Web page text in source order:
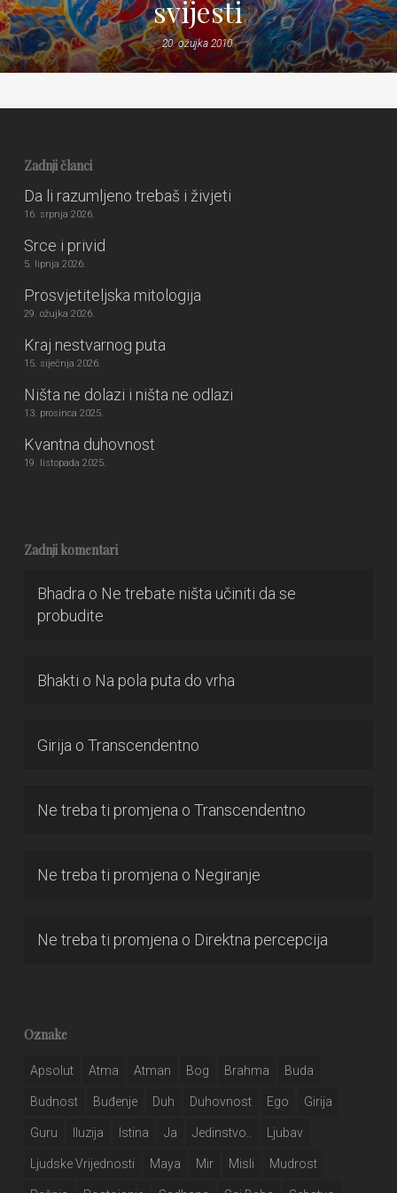
svijesti
20. ožujka 2010.
Zadnji članci
Da li razumljeno trebaš i živjeti
16. srpnja 2026.
Srce i privid
5. lipnja 2026.
Prosvjetiteljska mitologija
29. ožujka 2026.
Kraj nestvarnog puta
15. siječnja 2026.
Ništa ne dolazi i ništa ne odlazi
13. prosinca 2025.
Kvantna duhovnost
19. listopada 2025.
Zadnji komentari
Bhadra o Ne trebate ništa učiniti da se
probudite
Bhakti o Na pola puta do vrha
Girija o Transcendentno
Ne treba ti promjena o Transcendentno
Ne treba ti promjena o Negiranje
Ne treba ti promjena o Direktna percepcija
Oznake
Apsolut Atma Atman Bog Brahma Buda
Budnost Buđenje Duh Duhovnost Ego Girija
Guru Iluzija Istina Ja Jedinstvo.. Ljubav
Ljudske Vrijednosti Maya Mir Misli Mudrost